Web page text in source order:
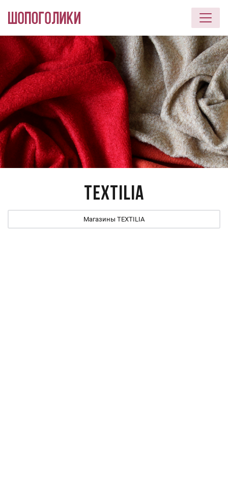
Перейти к основному содержанию
TEXTILIA
Магазины TEXTILIA